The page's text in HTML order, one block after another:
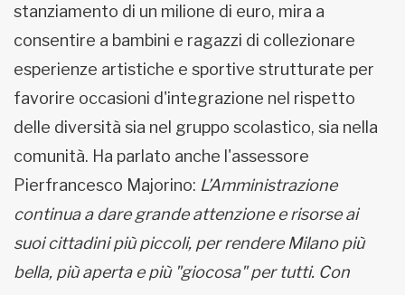
stanziamento di un milione di euro, mira a
consentire a bambini e ragazzi di collezionare
esperienze artistiche e sportive strutturate per
favorire occasioni d'integrazione nel rispetto
delle diversità sia nel gruppo scolastico, sia nella
comunità. Ha parlato anche l'assessore
Pierfrancesco Majorino: L’Amministrazione
continua a dare grande attenzione e risorse ai
suoi cittadini più piccoli, per rendere Milano più
bella, più aperta e più "giocosa" per tutti. Con